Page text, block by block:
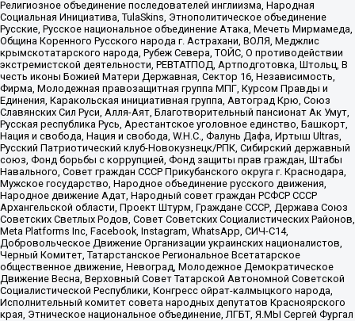
Религиозное объединение последователей инглиизма, Народная
Социальная Инициатива, TulaSkins, Этнополитическое объединение
Русские, Русское национальное объединение Атака, Мечеть Мирмамеда,
Община Коренного Русского народа г. Астрахани, ВОЛЯ, Меджлис
крымскотатарского народа, Рубеж Севера, ТОЙС, О противодействии
экстремистской деятельности, РЕВТАТПОД, Артподготовка, Штольц, В
честь иконы Божией Матери Державная, Сектор 16, Независимость,
Фирма, Молодежная правозащитная группа МПГ, Курсом Правды и
Единения, Каракольская инициативная группа, Автоград Крю, Союз
Славянских Сил Руси, Алля-Аят, Благотворительный пансионат Ак Умут,
Русская республика Русь, Арестантское уголовное единство, Башкорт,
Нация и свобода, Нация и свобода, W.H.С., Фалунь Дафа, Иртыш Ultras,
Русский Патриотический клуб-Новокузнецк/РПК, Сибирский державный
союз, Фонд борьбы с коррупцией, Фонд защиты прав граждан, Штабы
Навального, Совет граждан СССР Прикубанского округа г. Краснодара,
Мужское государство, Народное объединение русского движения,
Народное движение Адат, Народный совет граждан РСФСР СССР
Архангельской области, Проект Штурм, Граждане СССР, Держава Союз
Советских Светлых Родов, Совет Советских Социалистических Районов,
Meta Platforms Inc, Facebook, Instagram, WhatsApp, СИЧ-С14,
Добровольческое Движение Организации украинских националистов,
Черный Комитет, Татарстанское Региональное Всетатарское
общественное движение, Невоград, Молодежное Демократическое
Движение Весна, Верховный Совет Татарской Автономной Советской
Социалистической Республики, Конгресс ойрат-калмыцкого народа,
Исполнительный комитет совета народных депутатов Красноярского
края, Этническое национальное объединение, ЛГБТ, Я.МЫ Сергей Фургал